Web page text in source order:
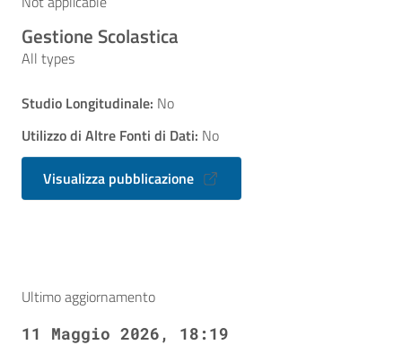
Gestione Scolastica
All types
Studio Longitudinale: No
Utilizzo di Altre Fonti di Dati: No
Visualizza pubblicazione
Ultimo aggiornamento
11 Maggio 2026, 18:19